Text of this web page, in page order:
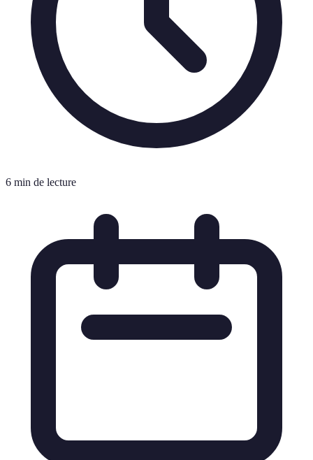
6 min de lecture